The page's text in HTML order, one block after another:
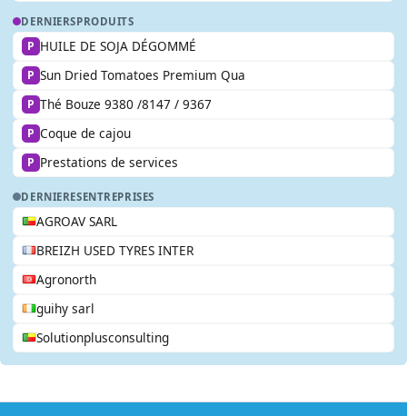
DERNIERSPRODUITS
P HUILE DE SOJA DÉGOMMÉ
P Sun Dried Tomatoes Premium Qua
P Thé Bouze 9380 /8147 / 9367
P Coque de cajou
P Prestations de services
DERNIERESENTREPRISES
AGROAV SARL
BREIZH USED TYRES INTER
Agronorth
guihy sarl
Solutionplusconsulting